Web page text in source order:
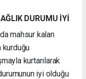
DURUMU İYİ
mahsur kalan
kurduğu
kurtarılarak
iyi olduğu